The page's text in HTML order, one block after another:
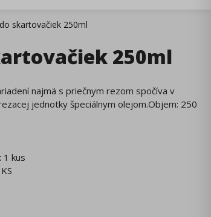
skartovačiek 250ml
250ml
najmä s priečnym rezom spočíva v
jednotky špeciálnym olejom.Objem: 250
1 kus